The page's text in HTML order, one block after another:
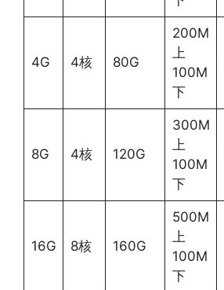
4G 4核 80G
200M
上
100M
下
8G 4核 120G
300M
上
100M
下
16G 8核 160G
500M
上
100M
下